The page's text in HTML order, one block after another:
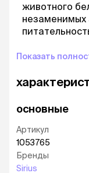
животного
незаменимых
Поддержка
нормальной
в составе
придающими
Показать
основные
Артикул
1053765
Бренды
Sirius